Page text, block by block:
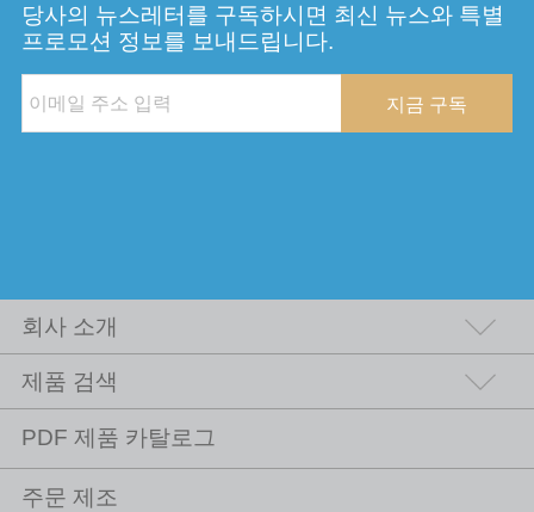
당사의 뉴스레터를 구독하시면 최신 뉴스와 특별
프로모션 정보를 보내드립니다.
지금 구독
회사 소개
제품 검색
PDF 제품 카탈로그
주문 제조